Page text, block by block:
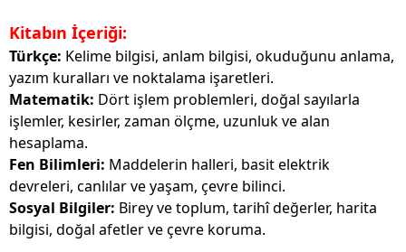
Kitabın İçeriği:
Türkçe: Kelime bilgisi, anlam bilgisi, okuduğunu anlama,
yazım kuralları ve noktalama işaretleri.
Matematik: Dört işlem problemleri, doğal sayılarla
işlemler, kesirler, zaman ölçme, uzunluk ve alan
hesaplama.
Fen Bilimleri: Maddelerin halleri, basit elektrik
devreleri, canlılar ve yaşam, çevre bilinci.
Sosyal Bilgiler: Birey ve toplum, tarihî değerler, harita
bilgisi, doğal afetler ve çevre koruma.